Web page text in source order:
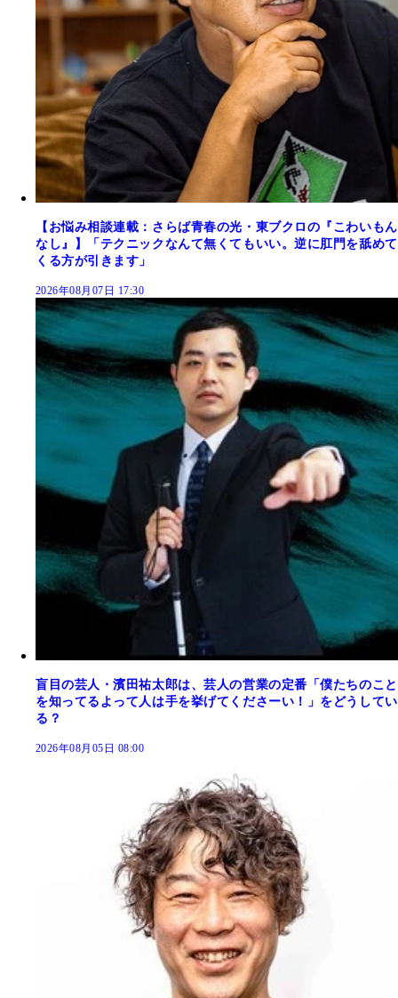
【お悩み相談連載：さらば青春の光・東ブクロの『こわいもん
なし』】「テクニックなんて無くてもいい。逆に肛門を舐めて
くる方が引きます」
2026年08月07日 17:30
盲目の芸人・濱田祐太郎は、芸人の営業の定番「僕たちのこと
を知ってるよって人は手を挙げてくださーい！」をどうしてい
る？
2026年08月05日 08:00